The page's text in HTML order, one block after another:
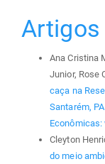
Artigos
Ana Cristina
Junior, Rose
caça na
Santarém,
Econômicas:
Cleyton
do meio